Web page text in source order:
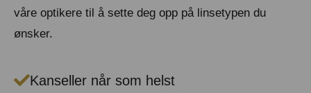
våre optikere til å sette deg opp på linsetypen du
ønsker.
Kanseller når som helst